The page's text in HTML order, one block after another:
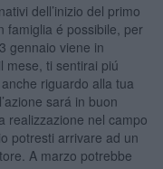
dell’inizio del primo
famiglia é possibile, per
gennaio viene in
mese, ti sentirai piú
riguardo alla tua
sará in buon
realizzazione nel campo
potresti arrivare ad un
A marzo potrebbe